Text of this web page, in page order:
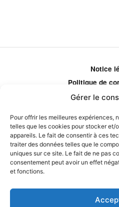
Gérer le
Pour offrir les meilleures expériences,
telles que les cookies pour stocker et/
appareils. Le fait de consentir à ces
traiter des données telles que le
uniques sur ce site. Le fait de ne pas
consentement peut avoir un effet
et fonctions.
Notice
Politique de
Politique de
Comment
Qui
Obtenir
Les